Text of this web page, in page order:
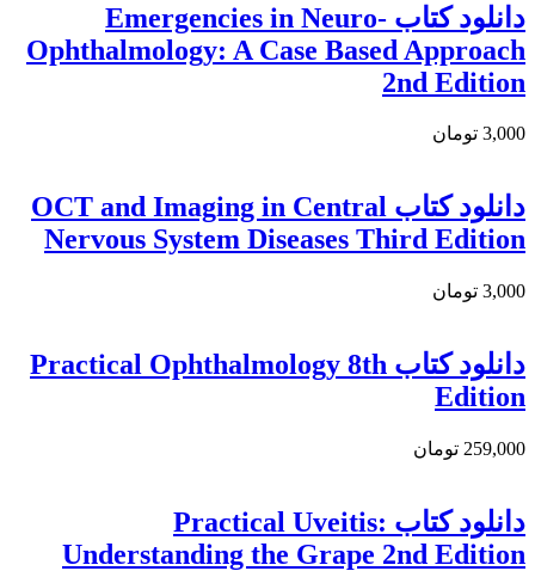
دانلود کتاب Emergencies in Neuro-
Ophthalmology: A Case Based Approach
2nd Edition
3,000 تومان
دانلود کتاب OCT and Imaging in Central
Nervous System Diseases Third Edition
3,000 تومان
دانلود كتاب Practical Ophthalmology 8th
Edition
259,000 تومان
دانلود كتاب Practical Uveitis:
Understanding the Grape 2nd Edition